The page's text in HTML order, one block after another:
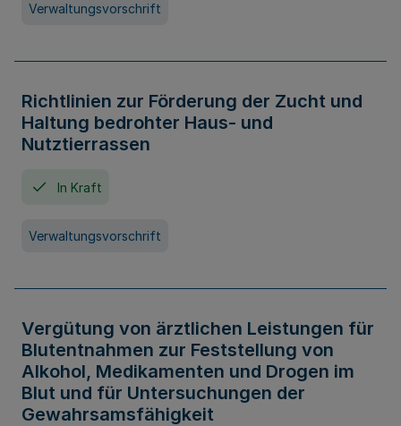
Verwaltungsvorschrift
Richtlinien zur Förderung der Zucht und
Haltung bedrohter Haus- und
Nutztierrassen
In Kraft
Verwaltungsvorschrift
Vergütung von ärztlichen Leistungen für
Blutentnahmen zur Feststellung von
Alkohol, Medikamenten und Drogen im
Blut und für Untersuchungen der
Gewahrsamsfähigkeit